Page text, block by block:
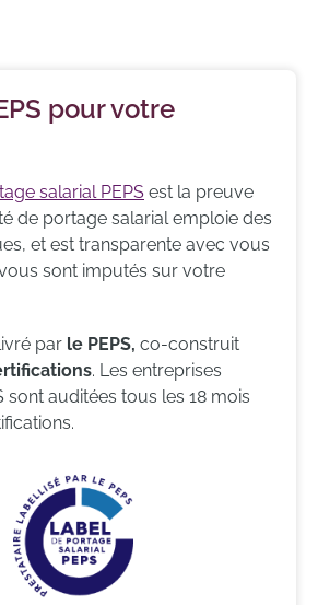
pour votre
salarial PEPS est la preuve
de portage salarial emploie des
et est transparente avec vous
sont imputés sur votre
par le PEPS, co-construit
. Les entreprises
sont auditées tous les 18 mois